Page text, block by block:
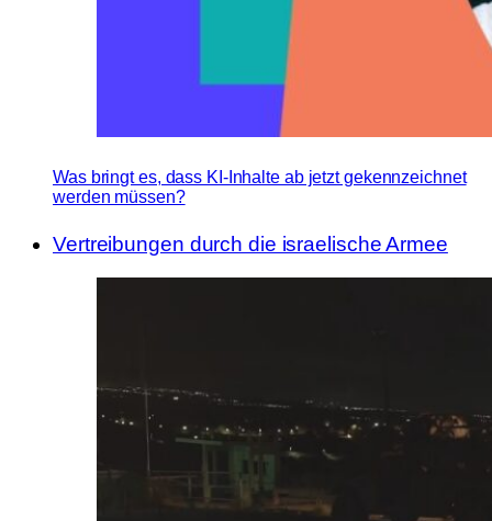
Was bringt es, dass KI-Inhalte ab jetzt gekennzeichnet
werden müssen?
Vertreibungen durch die israelische Armee